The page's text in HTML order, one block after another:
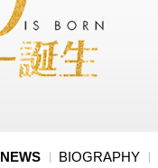
NEWS BIOGRAPHY